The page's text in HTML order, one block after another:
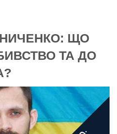
ЩО
ТА ДО